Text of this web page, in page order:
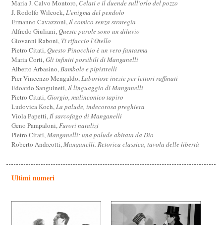
Maria J. Calvo Montoro, Celati e il duende sull’orlo del pozzo
J. Rodolfo Wilcock,L'enigma del pendolo
Ermanno Cavazzoni,Il comico senza strategia
Alfredo Giuliani,Queste parole sono un diluvio
Giovanni Raboni, Ti rifaccio l'Otello
Pietro Citati,Questo Pinocchio è un vero fantasma
Maria Corti,Gli infiniti possibili di Manganelli
Alberto Arbasino,Bambole e pipistrelli
Pier Vincenzo Mengaldo,Laboriose inezie per lettori raffinati
Edoardo Sanguineti,Il linguaggio di Manganelli
Pietro Citati,Giorgio, malinconico tapiro
Ludovica Koch,La palude, indecorosa preghiera
Viola Papetti,Il sarcofago di Manganelli
Geno Pampaloni,Furori natalizi
Pietro Citati,Manganelli: una palude abitata da Dio
Roberto Andreotti,Manganelli. Retorica classica, tavola delle libertà
Ultimi numeri